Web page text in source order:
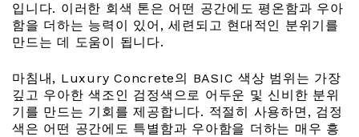
입니다. 이러한 회색 톤은 어떤 공간에도 평온함과 우아
함을 더하는 능력이 있어, 세련되고 현대적인 분위기를
만드는 데 도움이 됩니다.
마침내, Luxury Concrete의 BASIC 색상 범위는 가장
깊고 우아한 색조인 검정색으로 어두운 및 신비한 분위
기를 만드는 기회를 제공합니다. 적절히 사용하면, 검정
색은 어떤 공간에도 특별함과 우아함을 더하는 매우 흥